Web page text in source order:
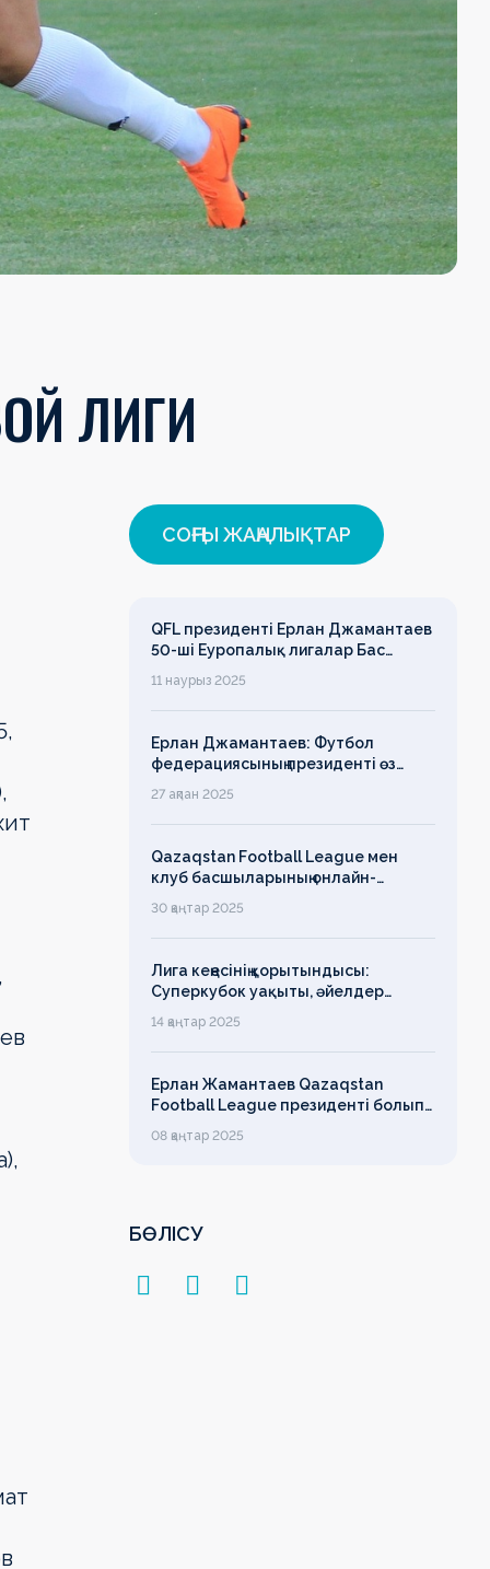
ЛИГИ
СОҢҒЫ ЖАҢАЛЫҚТАР
QFL президенті Ерлан Джамантаев
50-ші Еуропалық лигалар Бас
11 наурыз 2025
Ерлан Джамантаев: Футбол
федерациясының президенті өз
алайда оның сөзі түкке тұрмайды!
27 ақпан 2025
Qazaqstan Football League мен
клуб басшыларының онлайн-
бойынша баспасөз-релизі
30 қаңтар 2025
Лига кеңесінің қорытындысы:
Суперкубок уақыты, әйелдер
лимит
14 қаңтар 2025
Ерлан Жамантаев Qazaqstan
Football League президенті болып
08 қаңтар 2025
БӨЛІСУ